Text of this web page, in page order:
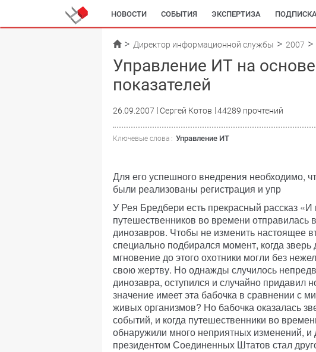
НОВОСТИ СОБЫТИЯ ЭКСПЕРТИЗА
Директор информационной службы 2007
Управление ИТ на
показателей
26.09.2007 Сергей Котов 44289 прочтений
Ключевые слова : Управление ИТ
Для его успешного внедрения необходимо,
были реализованы регистрация и упр
У Рея Бредбери есть прекрасный рассказ «И
путешественников во времени отправилась
динозавров. Чтобы не изменить настоящее
специально подбирался момент, когда
мгновение до этого охотники могли без
свою жертву. Но однажды случилось
динозавра, оступился и случайно придавил
значение имеет эта бабочка в сравнении с
живых организмов? Но бабочка оказалась
событий, и когда путешественники во
обнаружили много неприятных изменений, и
президентом Соединенных Штатов стал